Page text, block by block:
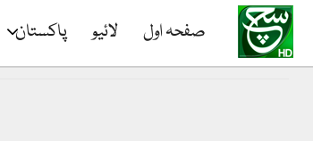
صفحہ اول لائیو پاکستان